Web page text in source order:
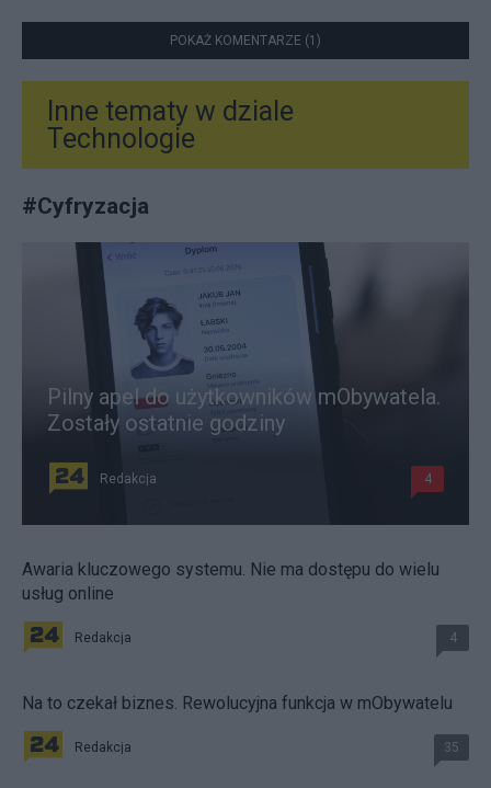
POKAŻ KOMENTARZE (1)
Inne tematy w dziale
Technologie
#Cyfryzacja
Pilny apel do użytkowników mObywatela.
Zostały ostatnie godziny
Redakcja 4
Awaria kluczowego systemu. Nie ma dostępu do wielu
usług online
Redakcja 4
Na to czekał biznes. Rewolucyjna funkcja w mObywatelu
Redakcja 35